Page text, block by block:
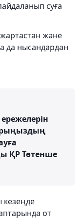
суға
және
да нысандардан
ҚР Төтенше
кезеңде
от